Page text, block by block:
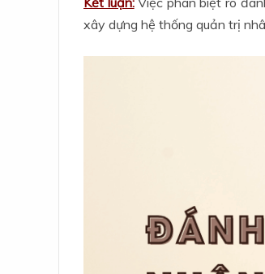
xây dựng hệ thống quản trị